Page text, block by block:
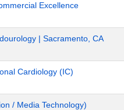
Excellence
| Sacramento, CA
Cardiology (IC)
/ Media Technology)